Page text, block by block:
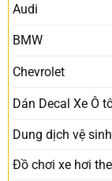
Audi
BMW
Chevrolet
Dán Decal Xe Ô
Dung dịch vệ
Đồ chơi xe hơi